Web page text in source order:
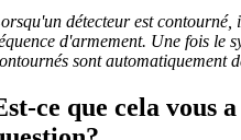
détecteur est contourné,
d'armement. Une fois le
sont automatiquement
ce que cela vous